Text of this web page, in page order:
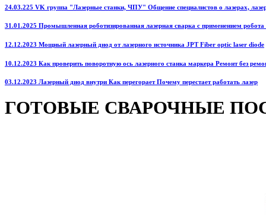
24.03.225 VK группа "Лазерные станки, ЧПУ" Общение специалистов о лазерах,
31.01.2025 Промышленная роботизированная лазерная сварка с применением
12.12.2023 Мощный лазерный диод от лазерного источника JPT Fiber optic laser diode
10.12.2023 Как проверить поворотную ось лазерного станка маркера Ремонт без
03.12.2023 Лазерный диод внутри Как перегорает Почему перестает работать лазер
ГОТОВЫЕ СВАРОЧНЫЕ